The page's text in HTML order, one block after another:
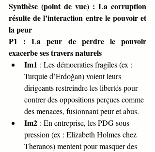
Synthèse (point de vue) : La corruption
résulte de l’interaction entre le pouvoir et
la peur
P1 : La peur de perdre le pouvoir
exacerbe ses travers naturels
Im1 : Les démocraties fragiles (ex :
Turquie d’Erdoğan) voient leurs
dirigeants restreindre les libertés pour
contrer des oppositions perçues comme
des menaces, fusionnant peur et abus.
Im2 : En entreprise, les PDG sous
pression (ex : Elizabeth Holmes chez
Theranos) mentent pour masquer des